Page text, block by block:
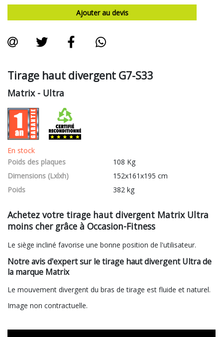
Tirage haut divergent G7-S33
Matrix- Ultra
En stock
Poids des plaques
108 Kg
Dimensions (Lxlxh)
152x161x195 cm
Poids
382 kg
Ajouter au devis
Achetez votre tirage haut divergent Matrix Ultra
moins cher grâce à Occasion-Fitness
Le siège incliné favorise une bonne position de l'utilisateur.
Notre avis d'expert sur le tirage haut divergent Ultra de
la marque Matrix
Le mouvement divergent du bras de tirage est fluide et naturel.
Image non contractuelle.